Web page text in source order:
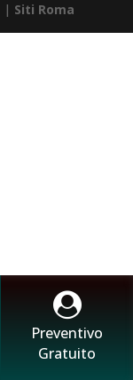
| Siti Roma
Preventivo
Gratuito